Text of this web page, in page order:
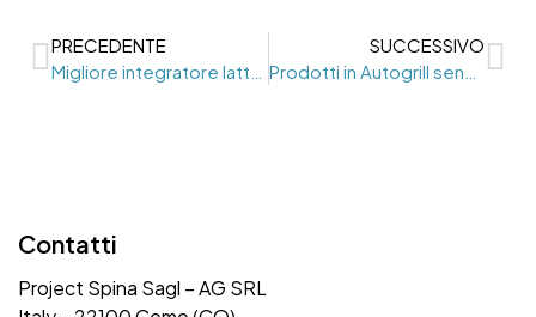
PRECEDENTE
SUCCESSIVO
Contatti
Project Spina Sagl – AG SRL